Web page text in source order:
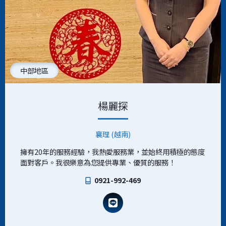
中部地區
楊麗探
襄理 (越南)
擁有20年的服務經驗，我熱愛服務業，並始終用積極的態度
面對客戶。我很樂意為您提供專業、優質的服務！
0921-992-469